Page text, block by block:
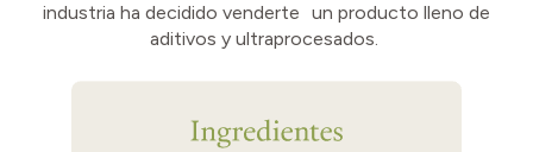
industria ha decidido venderte un producto lleno de
aditivos y ultraprocesados.